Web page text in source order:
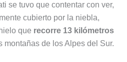
se tuvo que contentar con ver,
cubierto por la niebla,
que recorre 13 kilómetros
montañas de los Alpes del Sur.